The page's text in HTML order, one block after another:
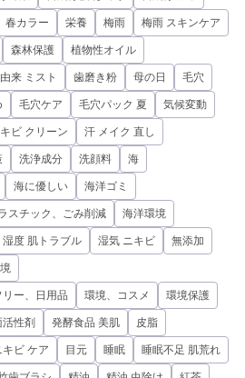
春カラー 栄養 梅雨 梅雨 スキンケア
森林保護 植物性オイル
来 ミスト 歯磨き粉 母の日 毛穴
毛穴ケア 毛穴パック 夏 気候変動
ビ クリーン 汗 メイク 直し
洗浄成分 洗顔料 海
海に優しい 海洋ゴミ
スチック、ごみ削減 海洋環境
湿度 肌トラブル 湿気 ニキビ 無添加
ー、日用品 環境、コスメ 環境保護
性剤 発酵食品 美肌 皮脂
キビ ケア 目元 睡眠 睡眠不足 肌荒れ